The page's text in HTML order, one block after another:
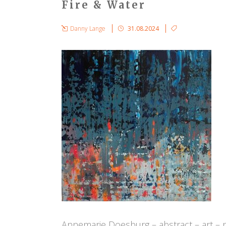
Fire & Water
Danny Lange 31.08.2024